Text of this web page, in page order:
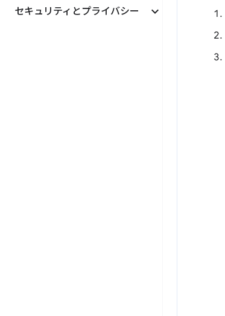
セキュリティとプライバシー